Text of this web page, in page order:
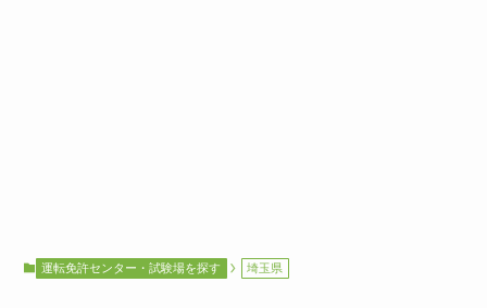
運転免許センター・試験場を探す 埼玉県